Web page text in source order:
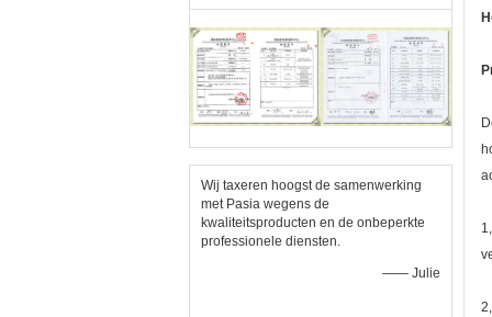
Wij taxeren hoogst de samenwerking
met Pasia wegens de
kwaliteitsproducten en de onbeperkte
professionele diensten.
—— Julie